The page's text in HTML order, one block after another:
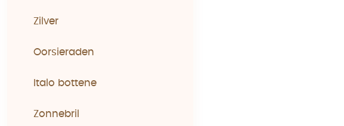
Zilver
Oorsieraden
Italo bottene
Zonnebril